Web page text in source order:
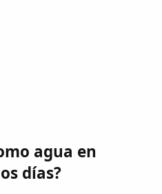
agua en
días?